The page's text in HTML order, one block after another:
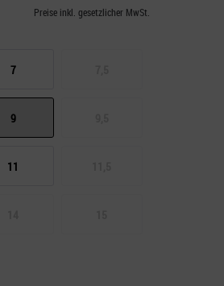
Preise inkl. gesetzlicher MwSt.
7
9
11